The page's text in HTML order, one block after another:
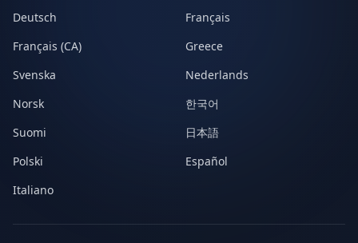
Deutsch
Français
Français (CA)
Greece
Svenska
Nederlands
Norsk
한국어
Suomi
日本語
Polski
Español
Italiano